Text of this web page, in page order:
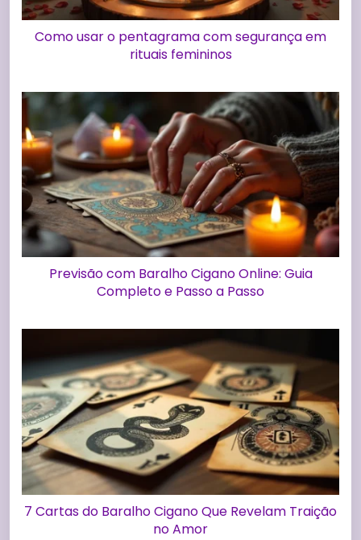
Como usar o pentagrama com segurança em
rituais femininos
Previsão com Baralho Cigano Online: Guia
Completo e Passo a Passo
7 Cartas do Baralho Cigano Que Revelam Traição
no Amor